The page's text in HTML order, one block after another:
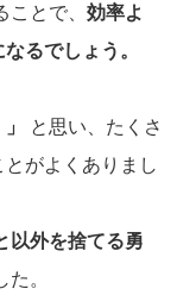
ことで、 効率よ
るでしょう。
と思い、たくさ
がよくありまし
以外を捨てる勇
。